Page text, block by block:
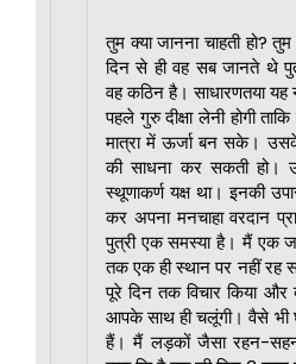
तुम क्या जानना चाहती हो?
दिन से ही वह सब जानते थे
वह कठिन है। साधारणतया यह
पहले गुरु दीक्षा लेनी होगी
मात्रा में ऊर्जा बन सके।
की साधना कर सकती हो।
स्थूणाकर्ण यक्ष था। इनकी
कर अपना मनचाहा वरदान
पुत्री एक समस्या है। मैं एक
तक एक ही स्थान पर नहीं रह
पूरे दिन तक विचार किया और
आपके साथ ही चलूंगी। वैसे भी
हैं। मैं लड़कों जैसा रहन-